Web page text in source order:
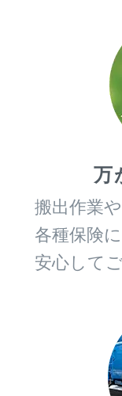
万
搬出作業
各種保険
安心して